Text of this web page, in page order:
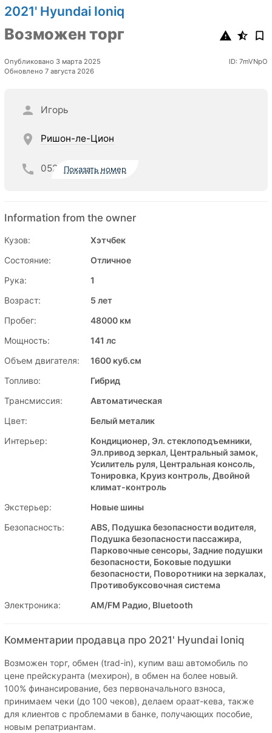
2021' Hyundai Ioniq
Возможен торг
Опубликовано 3 марта 2025
Обновлено 7 августа 2026
ID: 7mVNpO
Игорь
Ришон-ле-Цион
052 Показать номер
Information from the owner
Кузов:
Хэтчбек
Состояние:
Отличное
Рука:
1
Возраст:
5 лет
Пробег:
48000 км
Мощность:
141 лс
Объем двигателя:
1600 куб.см
Топливо:
Гибрид
Трансмиссия:
Автоматическая
Цвет:
Белый металик
Интерьер:
Кондиционер, Эл. стеклоподъемники,
Эл.привод зеркал, Центральный замок,
Усилитель руля, Центральная консоль,
Тонировка, Круиз контроль, Двойной
климат-контроль
Экстерьер:
Новые шины
Безопасность:
ABS, Подушка безопасности водителя,
Подушка безопасности пассажира,
Парковочные сенсоры, Задние подушки
безопасности, Боковые подушки
безопасности, Поворотники на зеркалах,
Противобуксовочная система
Электроника:
AM/FM Радио, Bluetooth
Комментарии продавца про 2021' Hyundai Ioniq
Возможен торг, обмен (trad-in), купим ваш автомобиль по
цене прейскуранта (мехирон), в обмен на более новый.
100% финансирование, без первоначального взноса,
принимаем чеки (до 100 чеков), делаем ораат-кева, также
для клиентов с проблемами в банке, получающих пособие,
новым репатриантам.